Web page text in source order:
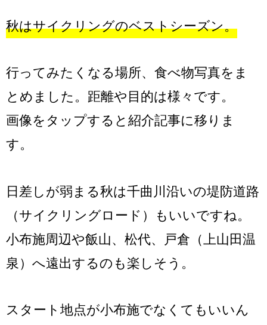
秋はサイクリングのベストシーズン。
行ってみたくなる場所、食べ物写真をま
とめました。距離や目的は様々です。
画像をタップすると紹介記事に移りま
す。
日差しが弱まる秋は千曲川沿いの堤防道路
（サイクリングロード）もいいですね。
小布施周辺や飯山、松代、戸倉（上山田温
泉）へ遠出するのも楽しそう。
スタート地点が小布施でなくてもいいん